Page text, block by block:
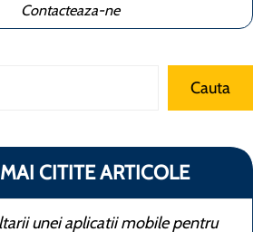
Contacteaza-ne
Cauta
CITITE ARTICOLE
unei aplicatii mobile pentru